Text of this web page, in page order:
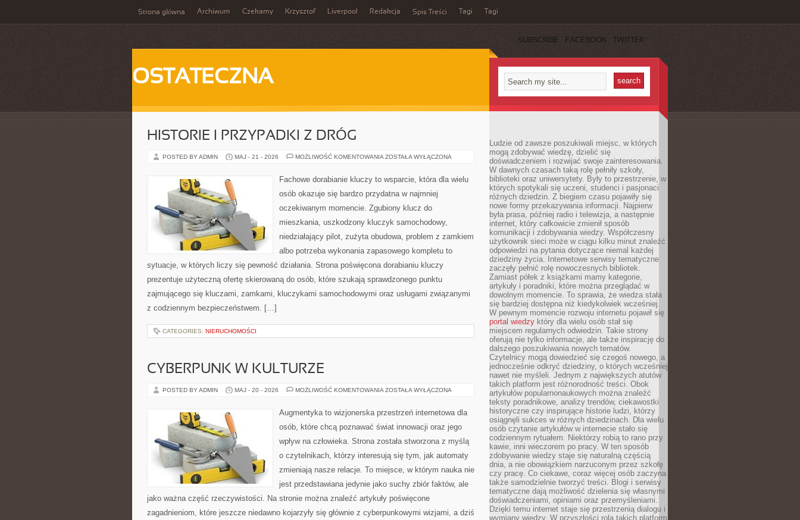
Strona główna Archiwum Czekamy Krzysztof Liverpool Redakcja Spis Treści Tagi Tagi
SUBSCRIBE FACEBOOK TWITTER
OSTATECZNA
HISTORIE I PRZYPADKI Z DRÓG
POSTED BY ADMIN MAJ - 21 - 2026 MOŻLIWOŚĆ KOMENTOWANIA HISTORIE
DRÓG
ZOSTAŁA WYŁĄCZONA
Fachowe dorabianie kluczy to wsparcie, która dla wielu
osób okazuje się bardzo przydatna w najmniej
oczekiwanym momencie. Zgubiony klucz do
mieszkania, uszkodzony kluczyk samochodowy,
niedziałający pilot, zużyta obudowa, problem z zamkiem
albo potrzeba wykonania zapasowego kompletu to
sytuacje, w których liczy się pewność działania. Strona poświęcona dorabianiu kluczy
prezentuje użyteczną ofertę skierowaną do osób, które szukają sprawdzonego punktu
zajmującego się kluczami, zamkami, kluczykami samochodowymi oraz usługami związanymi
z codziennym bezpieczeństwem. […]
CATEGORIES: NIERUCHOMOŚCI
CYBERPUNK W KULTURZE
POSTED BY ADMIN MAJ - 20 - 2026 MOŻLIWOŚĆ KOMENTOWANIA CYBERPUNK
ZOSTAŁA WYŁĄCZONA
Augmentyka to wizjonerska przestrzeń internetowa dla
osób, które chcą poznawać świat innowacji oraz jego
wpływ na człowieka. Strona została stworzona z myślą
o czytelnikach, którzy interesują się tym, jak automaty
zmieniają nasze relacje. To miejsce, w którym nauka nie
jest przedstawiana jedynie jako suchy zbiór faktów, ale
jako ważna część rzeczywistości. Na stronie można znaleźć artykuły poświęcone
zagadnieniom, które jeszcze niedawno kojarzyły się głównie z cyberpunkowymi wizjami, a dziś
Ludzie od zawsze poszukiwali miejsc, w których
mogą zdobywać wiedzę, dzielić się
doświadczeniem i rozwijać swoje zainteresowania.
W dawnych czasach taką rolę pełniły szkoły,
biblioteki oraz uniwersytety. Były to przestrzenie, w
których spotykali się uczeni, studenci i pasjonaci
różnych dziedzin. Z biegiem czasu pojawiły się
nowe formy przekazywania informacji. Najpierw
była prasa, później radio i telewizja, a następnie
internet, który całkowicie zmienił sposób
komunikacji i zdobywania wiedzy. Współczesny
użytkownik sieci może w ciągu kilku minut znaleźć
odpowiedzi na pytania dotyczące niemal każdej
dziedziny życia. Internetowe serwisy tematyczne
zaczęły pełnić rolę nowoczesnych bibliotek.
Zamiast półek z książkami mamy kategorie,
artykuły i poradniki, które można przeglądać w
dowolnym momencie. To sprawia, że wiedza stała
się bardziej dostępna niż kiedykolwiek wcześniej.
W pewnym momencie rozwoju internetu pojawił się
portal wiedzy który dla wielu osób stał się
miejscem regularnych odwiedzin. Takie strony
oferują nie tylko informacje, ale także inspirację do
dalszego poszukiwania nowych tematów.
Czytelnicy mogą dowiedzieć się czegoś nowego, a
jednocześnie odkryć dziedziny, o których wcześniej
nawet nie myśleli. Jednym z największych atutów
takich platform jest różnorodność treści. Obok
artykułów popularnonaukowych można znaleźć
teksty poradnikowe, analizy trendów, ciekawostki
historyczne czy inspirujące historie ludzi, którzy
osiągnęli sukces w różnych dziedzinach. Dla wielu
osób czytanie artykułów w internecie stało się
codziennym rytuałem. Niektórzy robią to rano przy
kawie, inni wieczorem po pracy. W ten sposób
zdobywanie wiedzy staje się naturalną częścią
dnia, a nie obowiązkiem narzuconym przez szkołę
czy pracę. Co ciekawe, coraz więcej osób zaczyna
także samodzielnie tworzyć treści. Blogi i serwisy
tematyczne dają możliwość dzielenia się własnymi
doświadczeniami, opiniami oraz przemyśleniami.
Dzięki temu internet staje się przestrzenią dialogu i
wymiany wiedzy. W przyszłości rola takich platform